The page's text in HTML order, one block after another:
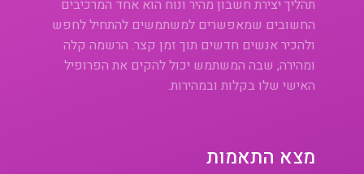
תהליך יצירת חשבון מהיר ונוח הוא אחד המרכיבים
החשובים שמאפשרים למשתמשים להתחיל לחפש
ולהכיר אנשים חדשים תוך זמן קצר. הרשמה קלה
ומהירה, שבה המשתמש יכול להקים את הפרופיל
האישי שלו בקלות ובמהירות.
מצא התאמות